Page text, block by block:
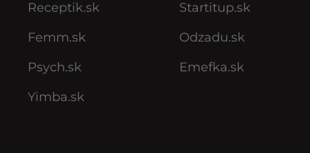
Receptik.sk
Femm.sk
Psych.sk
Yimba.sk
Startitup.sk
Odzadu.sk
Emefka.sk